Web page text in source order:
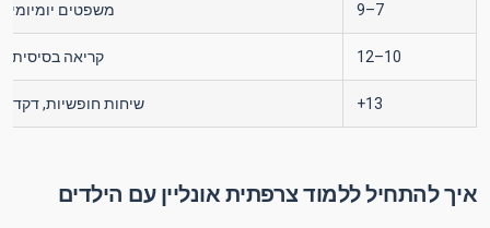
7–9 משפטים
10–12 קריאה בסיסית,
13+ שיחות חופשיות,
איך להתחיל ללמוד צרפתית אונליין עם הילדים